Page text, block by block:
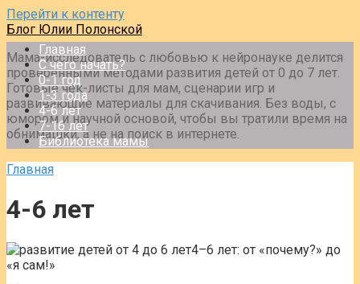
Перейти к контенту
Блог Юлии Полонской
Мама-исследователь с любовью к нейронауке делится
проверенными методами развития детей от 0 до 7 лет.
Готовые чек-листы для мам, сценарии игр и
развивающие материалы для скачивания. Без воды, с
юмором и научной основой, чтобы вы тратили время на
обнимашки, а не на поиск в интернете.
Главная
С чего начать?
0-1 год
1-3 года
4-6 лет
7-16 лет
Библиотека мамы
Главная
4-6 лет
4–6 лет: от «почему?» до
«я сам!»